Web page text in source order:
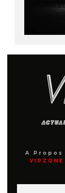
A Propos
VIPZONE